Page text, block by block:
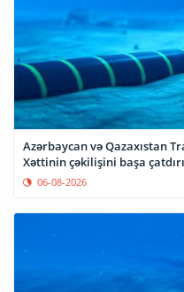
Azərbaycan və Qazaxıstan
Xəttinin çəkilişini başa
06-08-2026